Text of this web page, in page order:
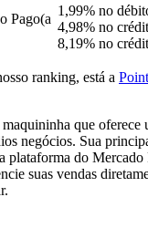
Pago(a
1,99% no
4,98% no
8,19% no
ranking, está a
que oferece
negócios. Sua
plataforma do
suas vendas